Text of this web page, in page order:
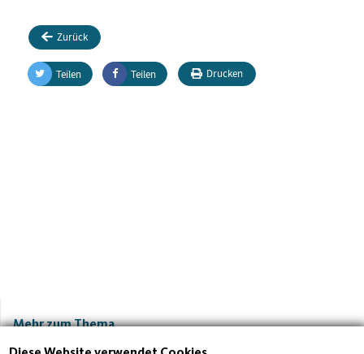
Zurück
Teilen Teilen Drucken
Mehr zum Thema